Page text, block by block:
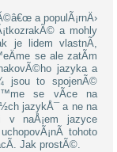
a populÃ¡rnÄ›
a mohly
je lidem vlastnÃ­,
se ale zatÃ­m
jazyka a
jsou to spojenÃ©
se vÃ­ce na
jazykÅ¯ a ne na
v naÅ¡em jazyce
tohoto
Jak prostÃ©.